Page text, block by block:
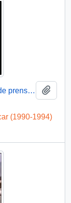
Presidente Aylwin ofrece conferencia de prensa en Nueva Zelanda: video
(1990-1994)